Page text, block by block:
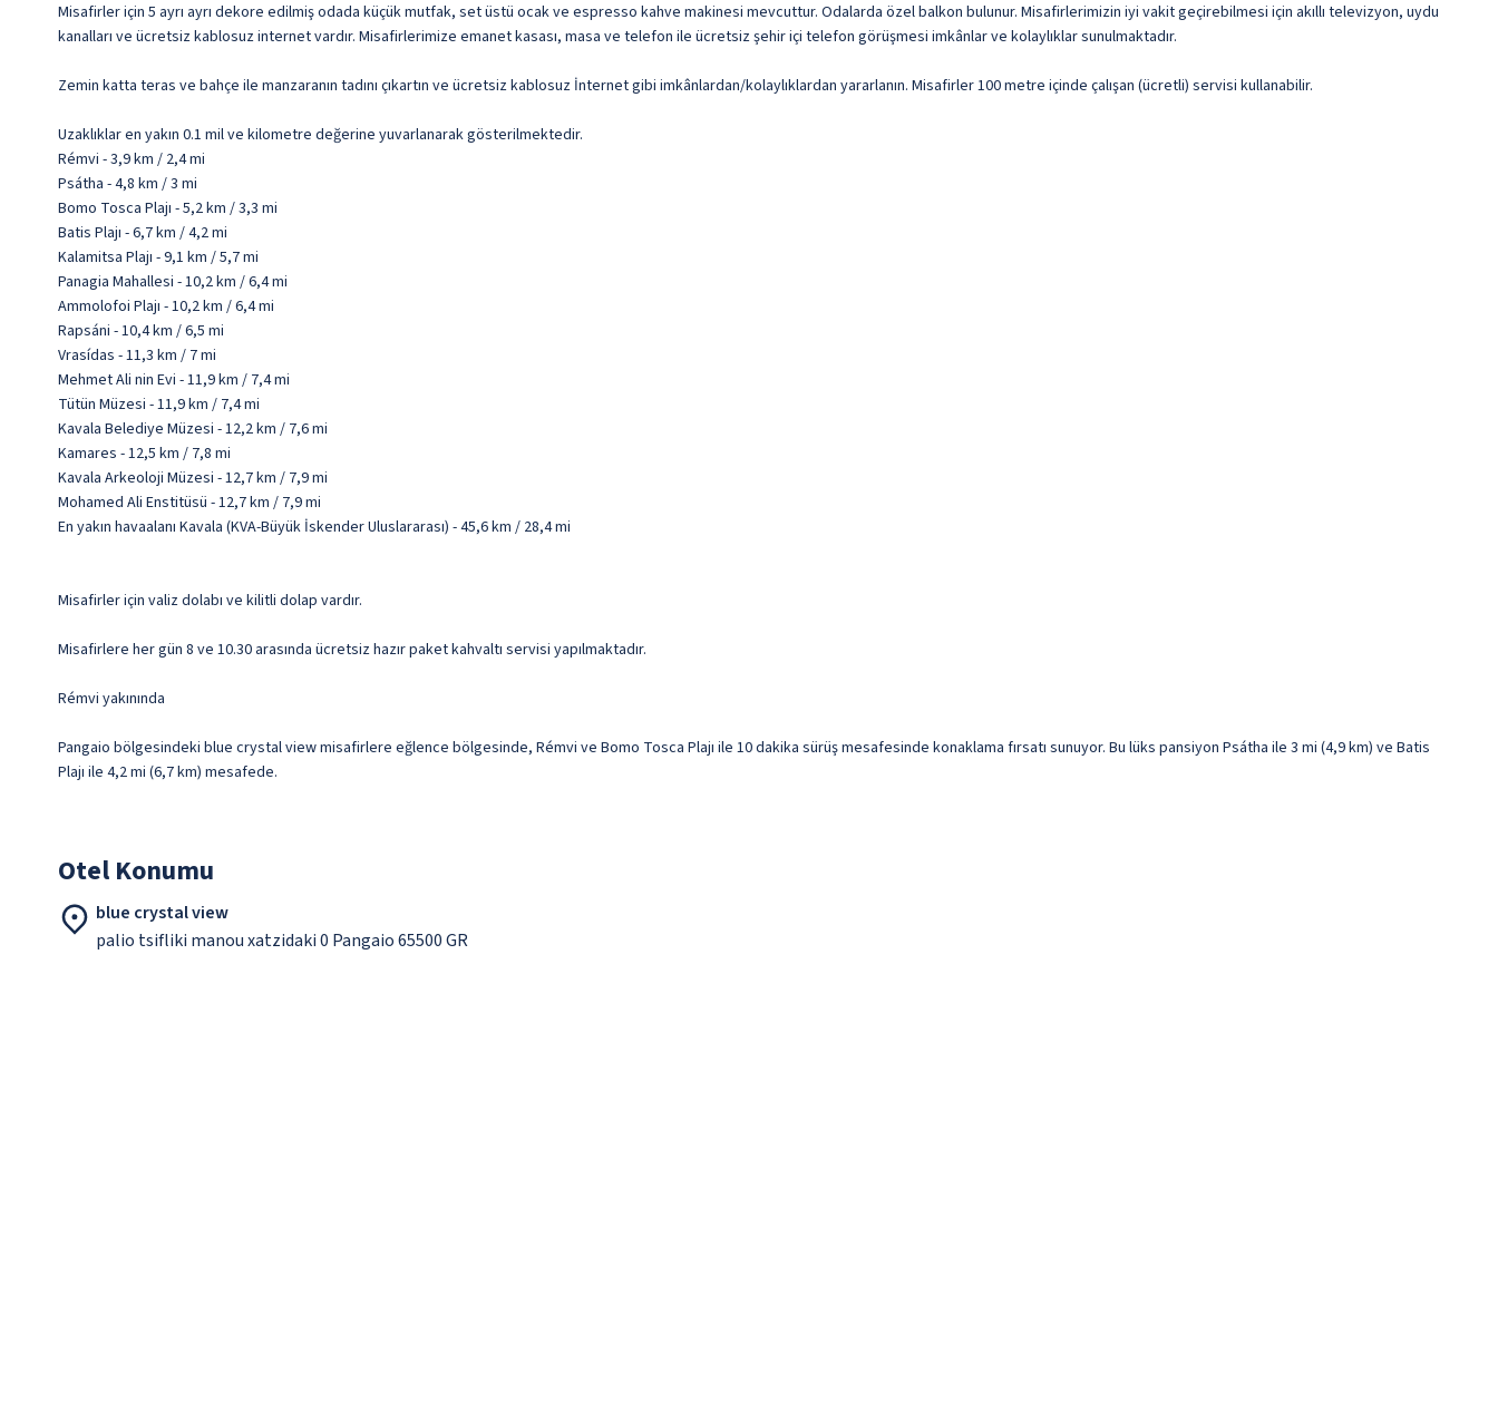
Misafirler için 5 ayrı ayrı dekore edilmiş odada küçük mutfak, set üstü ocak ve espresso kahve makinesi mevcuttur. Odalarda özel balkon bulunur. Misafirlerimizin iyi vakit geçirebilmesi için akıllı televizyon, uydu
kanalları ve ücretsiz kablosuz internet vardır. Misafirlerimize emanet kasası, masa ve telefon ile ücretsiz şehir içi telefon görüşmesi imkânlar ve kolaylıklar sunulmaktadır.
Zemin katta teras ve bahçe ile manzaranın tadını çıkartın ve ücretsiz kablosuz İnternet gibi imkânlardan/kolaylıklardan yararlanın. Misafirler 100 metre içinde çalışan (ücretli) servisi kullanabilir.
Uzaklıklar en yakın 0.1 mil ve kilometre değerine yuvarlanarak gösterilmektedir.
Rémvi - 3,9 km / 2,4 mi
Psátha - 4,8 km / 3 mi
Bomo Tosca Plajı - 5,2 km / 3,3 mi
Batis Plajı - 6,7 km / 4,2 mi
Kalamitsa Plajı - 9,1 km / 5,7 mi
Panagia Mahallesi - 10,2 km / 6,4 mi
Ammolofoi Plajı - 10,2 km / 6,4 mi
Rapsáni - 10,4 km / 6,5 mi
Vrasídas - 11,3 km / 7 mi
Mehmet Ali nin Evi - 11,9 km / 7,4 mi
Tütün Müzesi - 11,9 km / 7,4 mi
Kavala Belediye Müzesi - 12,2 km / 7,6 mi
Kamares - 12,5 km / 7,8 mi
Kavala Arkeoloji Müzesi - 12,7 km / 7,9 mi
Mohamed Ali Enstitüsü - 12,7 km / 7,9 mi
En yakın havaalanı Kavala (KVA-Büyük İskender Uluslararası) - 45,6 km / 28,4 mi
Misafirler için valiz dolabı ve kilitli dolap vardır.
Misafirlere her gün 8 ve 10.30 arasında ücretsiz hazır paket kahvaltı servisi yapılmaktadır.
Rémvi yakınında
Pangaio bölgesindeki blue crystal view misafirlere eğlence bölgesinde, Rémvi ve Bomo Tosca Plajı ile 10 dakika sürüş mesafesinde konaklama fırsatı sunuyor. Bu lüks pansiyon Psátha ile 3 mi (4,9 km) ve Batis
Plajı ile 4,2 mi (6,7 km) mesafede.
Otel Konumu
blue crystal view
palio tsifliki manou xatzidaki 0 Pangaio 65500 GR